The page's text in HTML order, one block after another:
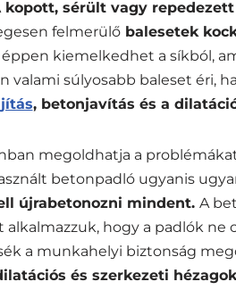
kopott, sérült vagy
felmerülőbalesetek
kiemelkedhet a síkból,
valami súlyosabb baleset éri,
, betonjavítás és a
megoldhatja a
betonpadló ugyanis
újrabetonozni mindent. A
hogy a padlók ne
a munkahelyi biztonság
és szerkezeti